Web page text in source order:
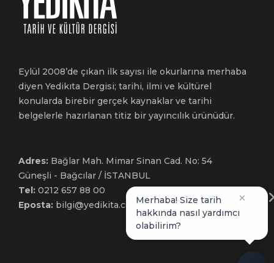
Eylül 2008’de çıkan ilk sayısı ile okurlarına merhaba
diyen Yedikıta Dergisi; tarihi, ilmi ve kültürel
konularda birebir gerçek kaynaklar ve tarihi
belgelerle hazırlanan titiz bir yayıncılık ürünüdür.
Adres: Bağlar Mah. Mimar Sinan Cad. No: 54
Güneşli - Bağcılar / İSTANBUL
Tel: 0212 657 88 00
Eposta: bilgi@yedikita.com.tr
×
Merhaba! Size tarih
hakkında nasıl yardımcı
olabilirim?